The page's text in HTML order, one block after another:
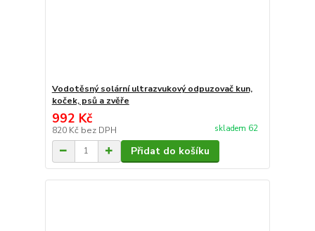
Vodotěsný solární ultrazvukový odpuzovač kun,
koček, psů a zvěře
992 Kč
820 Kč bez DPH skladem 62
Přidat do košíku